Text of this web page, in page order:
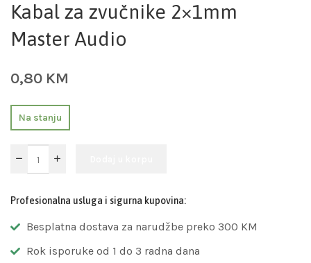
Kabal za zvučnike 2×1mm
Master Audio
0,80 KM
Na stanju
Profesionalna usluga i sigurna kupovina:
Besplatna dostava za narudžbe preko 300 KM
Rok isporuke od 1 do 3 radna dana